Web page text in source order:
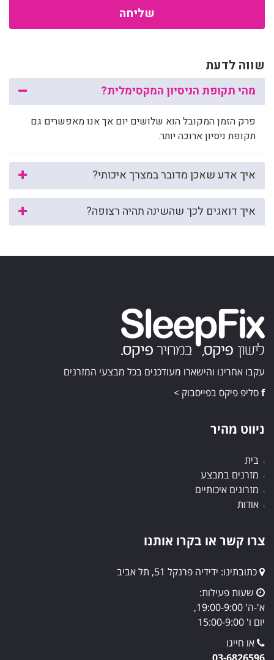
שליחה
שווה לדעת
מהי תקופת הניסיון המקסימלית?
פרק הזמן המקובל הוא שלושים יום אך אנו מאפשרים גם
תקופת ניסיון ארוכה יותר.
איך אדע שאכן מדובר במצרך איכותי?
איך דואגים לכך שהשינה תהיה רצופה?
עקבו אחרינו והישארו מעודכנים בכל מבצעי המזרנים
fסליפ פיקס בפייסבוק >
ניווט מהיר
בית
מזרנים במבצע
מזרונים איכותיים
אודות
צרו קשר או בקרו אותנו
כתובתינו: ידידיה פרנקל 51, תל אביב
שעות פעילות:
א'-ה' 19:00-9:00,
יום ו' 15:00-9:00
או חייגו
03-6826596